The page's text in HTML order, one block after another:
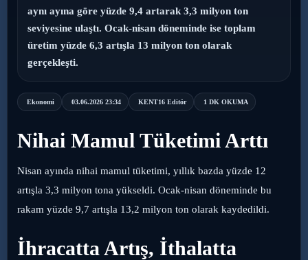
Yaşam
aynı ayına göre yüzde 9,4 artarak 3,3 milyon ton
seviyesine ulaştı. Ocak-nisan döneminde ise toplam
üretim yüzde 6,3 artışla 13 milyon ton olarak
gerçekleşti.
Ekonomi 03.06.2026 23:34 KENT16 Editör 1 DK OKUMA
Nihai Mamul Tüketimi Arttı
Nisan ayında nihai mamul tüketimi, yıllık bazda yüzde 12
artışla 3,3 milyon tona yükseldi. Ocak-nisan döneminde bu
rakam yüzde 9,7 artışla 13,2 milyon ton olarak kaydedildi.
İhracatta Artış, İthalatta